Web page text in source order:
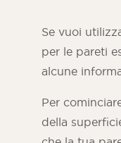
Se vuoi
per le pareti
alcune
Per
della